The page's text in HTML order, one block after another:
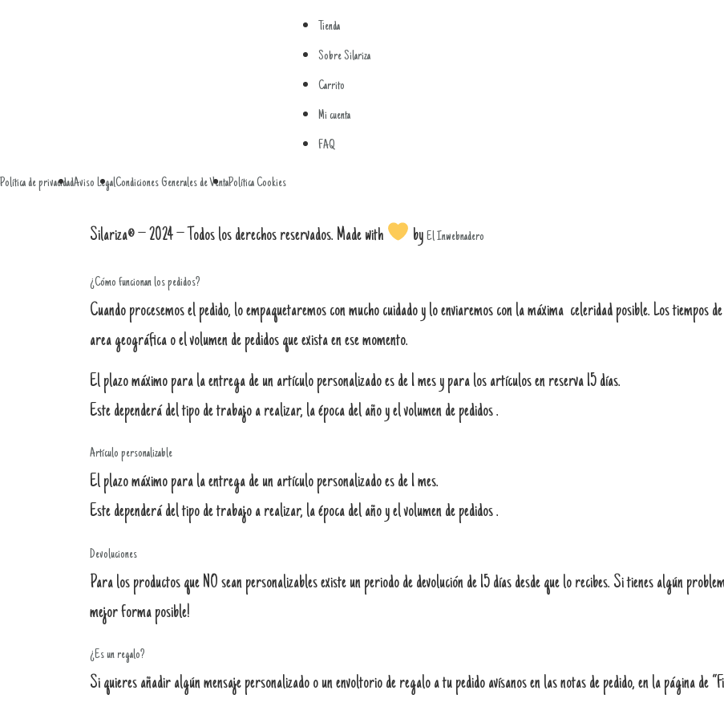
Tienda
Sobre Silariza
Carrito
Mi cuenta
FAQ
Política de privacidadAviso LegalCondiciones Generales de VentaPolítica Cookies
Silariza® – 2024 – Todos los derechos reservados. Made with by El Inwebnadero
¿Cómo funcionan los pedidos?
Cuando procesemos el pedido, lo empaquetaremos con mucho cuidado y lo enviaremos con la máxima celeridad posible. Los tiempos
area geográfica o el volumen de pedidos que exista en ese momento.
El plazo máximo para la entrega de un artículo personalizado es de 1 mes y para los artículos en reserva 15 días.
Este dependerá del tipo de trabajo a realizar, la época del año y el volumen de pedidos .
Artículo personalizable
El plazo máximo para la entrega de un artículo personalizado es de 1 mes.
Este dependerá del tipo de trabajo a realizar, la época del año y el volumen de pedidos .
Devoluciones
Para los productos que NO sean personalizables existe un periodo de devolución de 15 días desde que lo recibes. Si tienes algún
mejor forma posible!
¿Es un regalo?
Si quieres añadir algún mensaje personalizado o un envoltorio de regalo a tu pedido avísanos en las notas de pedido, en la página de